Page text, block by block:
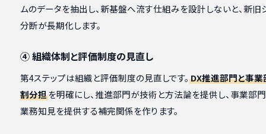
ムのデータを抽出し、新基盤へ流す仕組みを設計しないと、新旧
分断が長期化します。
④ 組織体制と評価制度の見直し
第4ステップは組織と評価制度の見直しです。 DX推進部門と事
割分担を明確にし、推進部門が技術と方法論を提供し、事業部
業務知見を提供する補完関係を作ります。